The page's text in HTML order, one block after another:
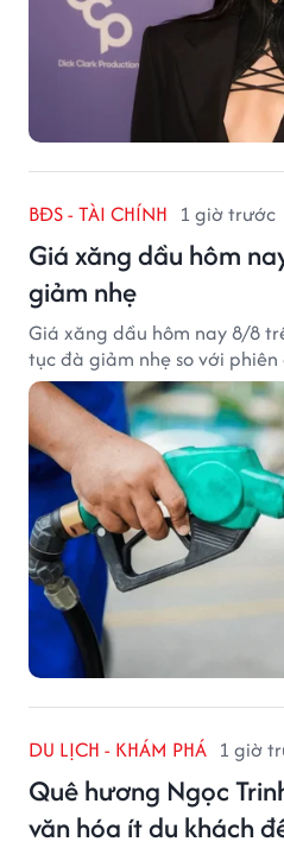
BĐS - TÀI CHÍNH 1 giờ trước
Giá xăng dầu hôm
giảm nhẹ
Giá xăng dầu hôm nay 8/8
tục đà giảm nhẹ so với
DU LỊCH - KHÁM PHÁ 1 giờ
Quê hương Ngọc
văn hóa ít du khách